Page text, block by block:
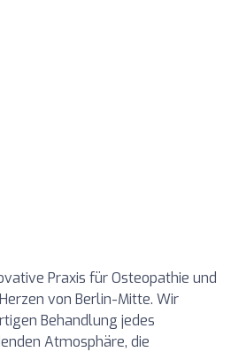
Praxis für Osteopathie und
von Berlin-Mitte. Wir
Behandlung jedes
Atmosphäre, die